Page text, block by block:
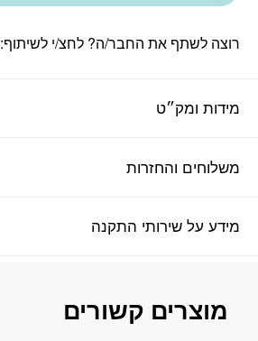
מידות ומק״ט
משלוחים והחזרות
מידע על שירותי התקנה
רוצה לשתף את החבר/ה? לחצ/י לשיתוף:
מוצרים קשורים